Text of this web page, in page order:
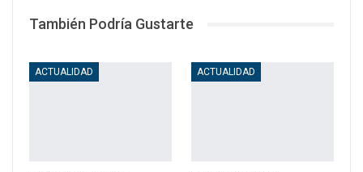
También Podría Gustarte
ACTUALIDAD ACTUALIDAD